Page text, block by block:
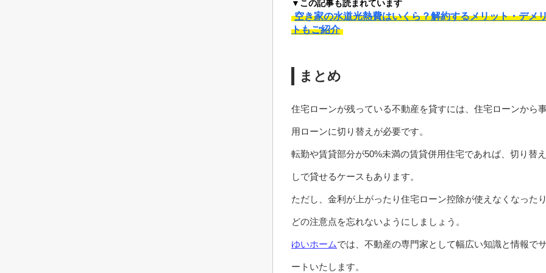
▼この記事も読まれています
空き家の水道光熱費はいくら？解約するメリット・デメ
トもご紹介
まとめ
住宅ローンが残っている不動産を貸すには、住宅ローンから
用ローンに切り替えが必要です。
転勤や賃貸部分が50%未満の賃貸併用住宅であれば、切り替
しで貸せるケースもあります。
ただし、金利が上がったり住宅ローン控除が使えなくなった
どの注意点を忘れないようにしましょう。
ゆいホームでは、不動産の専門家として幅広い知識と情報で
ートいたします。